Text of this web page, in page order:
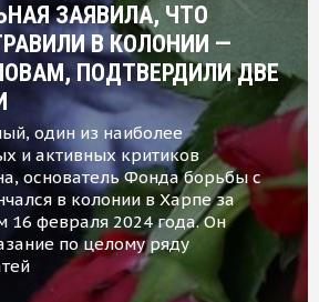
ЗАЯВИЛА, ЧТО
В КОЛОНИИ —
ПОДТВЕРДИЛИ ДВЕ
один из наиболее
и активных критиков
основатель Фонда борьбы с
в колонии в Харпе за
16 февраля 2024 года. Он
по целому ряду